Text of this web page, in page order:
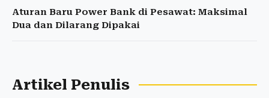
Aturan Baru Power Bank di Pesawat: Maksimal
Dua dan Dilarang Dipakai
Artikel Penulis